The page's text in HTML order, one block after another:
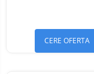
CERE OFERTA